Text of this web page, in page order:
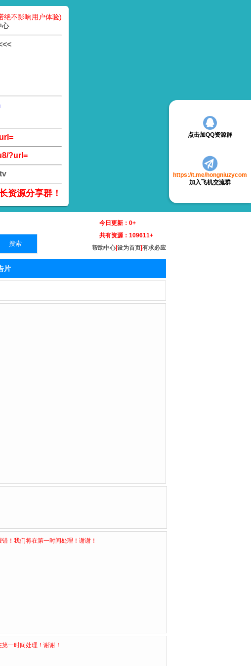
绝不影响用户体验)
心
<<
?url=
资源分享群！
今日更新： 0+
共有资源： 109611+
帮助中心 设为首页 有求必应
片
！我们将在第一时间处理！谢谢！
一时间处理！谢谢！
点击加QQ资源群
https://t.me/hongniuzycom
加入飞机交流群